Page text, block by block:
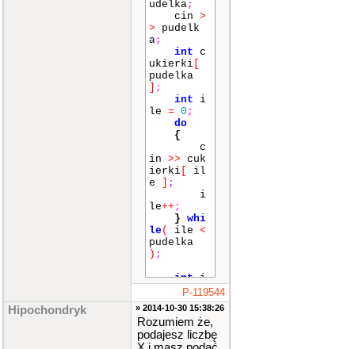
udelka;
cin >
> pudelk
a;
int c
ukierki
pudelka
;
int i
le = 0 ;
do
{
c
in >> cuk
ierki
il
e
;
i
le++ ;
} whi
le( ile <
pudelka
) ;
inti
0;
inti
losc= 0;
do
P-119544
Hipochondryk » 2014-10-30 15:38:26
Rozumiem że,
podajesz liczbę